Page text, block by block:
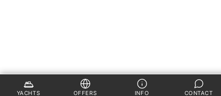
YACHTS OFFERS INFO CONTACT